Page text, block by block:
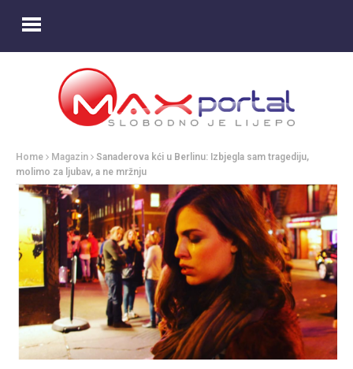
Home Magazin
Sanaderova kći u Berlinu: Izbjegla sam tragediju,
molimo za ljubav, a ne mržnju